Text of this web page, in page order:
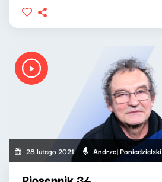
28 lutego 2021 Andrzej Poniedzielski